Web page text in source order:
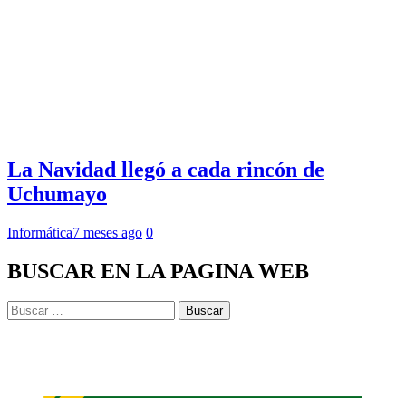
La Navidad llegó a cada rincón de
Uchumayo
Informática7 meses ago 0
BUSCAR EN LA PAGINA WEB
Buscar: